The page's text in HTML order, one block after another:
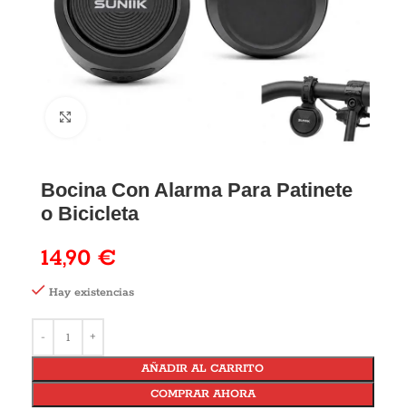
Bocina Con Alarma Para Patinete
o Bicicleta
14,90 €
Hay existencias
AÑADIR AL CARRITO
COMPRAR AHORA